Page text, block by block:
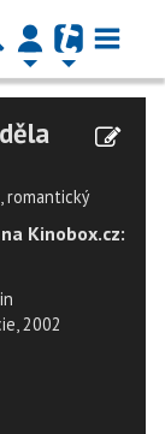
romantický
Kinobox.cz:
2002